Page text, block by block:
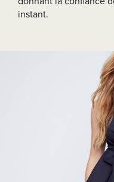
instant.